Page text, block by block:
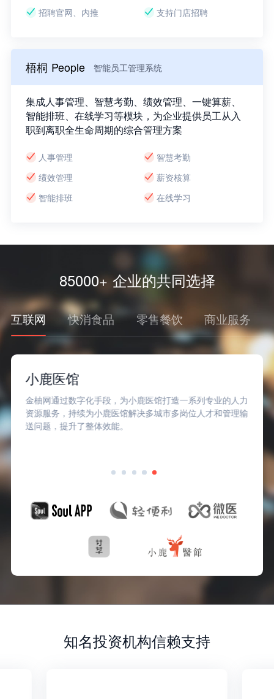
招聘官网、内推
支持门店招聘
梧桐 People 智能员工管理系统
集成人事管理、智慧考勤、绩效管理、一键算薪、
智能排班、在线学习等模块，为企业提供员工从入
职到离职全生命周期的综合管理方案
人事管理
智慧考勤
绩效管理
薪资核算
智能排班
在线学习
85000+ 企业的共同选择
互联网 快消食品 零售餐饮 商业服务
小鹿医馆
金柚网通过数字化手段，为小鹿医馆打造一系列专业的人力
资源服务，持续为小鹿医馆解决多城市多岗位人才和管理输
送问题，提升了整体效能。
知名投资机构信赖支持